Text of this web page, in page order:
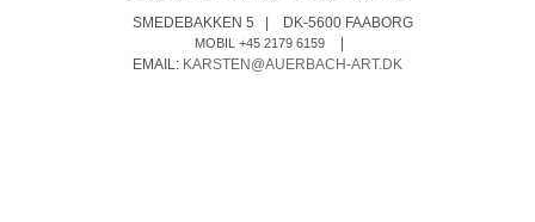
SMEDEBAKKEN 5 | DK-5600 FAABORG
MOBIL +45 2179 6159
|
EMAIL: KARSTEN@AUERBACH-ART.DK